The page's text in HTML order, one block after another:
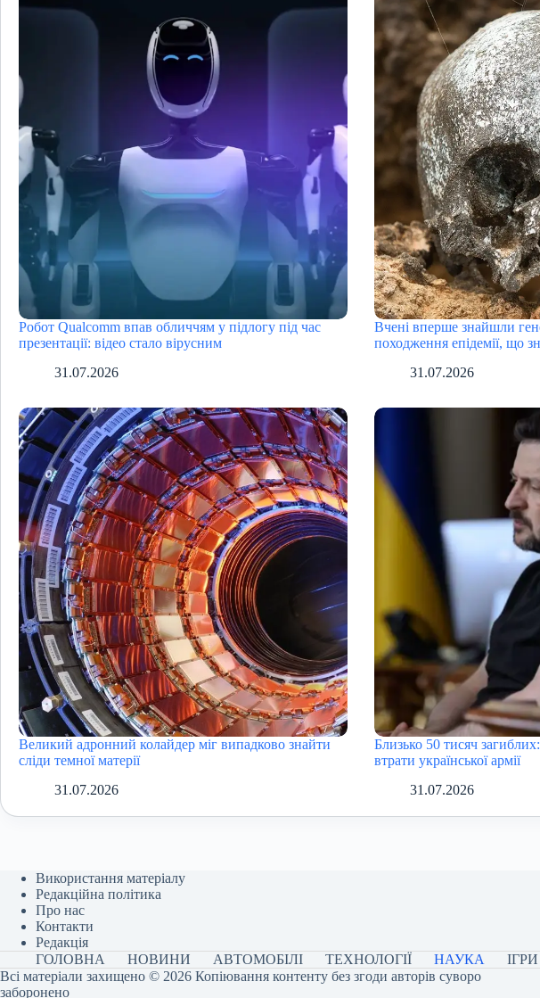
Робот Qualcomm впав обличчям у підлогу під час
презентації: відео стало вірусним
31.07.2026
Вчені вперше знайшли
походження епідемії, що
31.07.2026
Великий адронний колайдер міг випадково знайти
сліди темної матерії
31.07.2026
Близько 50 тисяч
втрати української армії
31.07.2026
Використання матеріалу
Редакційна політика
Про нас
Контакти
Редакція
ГОЛОВНА
НОВИНИ АВТОМОБІЛІ ТЕХНОЛОГІЇ НАУКА ІГРИ
Всі матеріали захищено © 2026 Копіювання контенту без згоди авторів суворо
заборонено